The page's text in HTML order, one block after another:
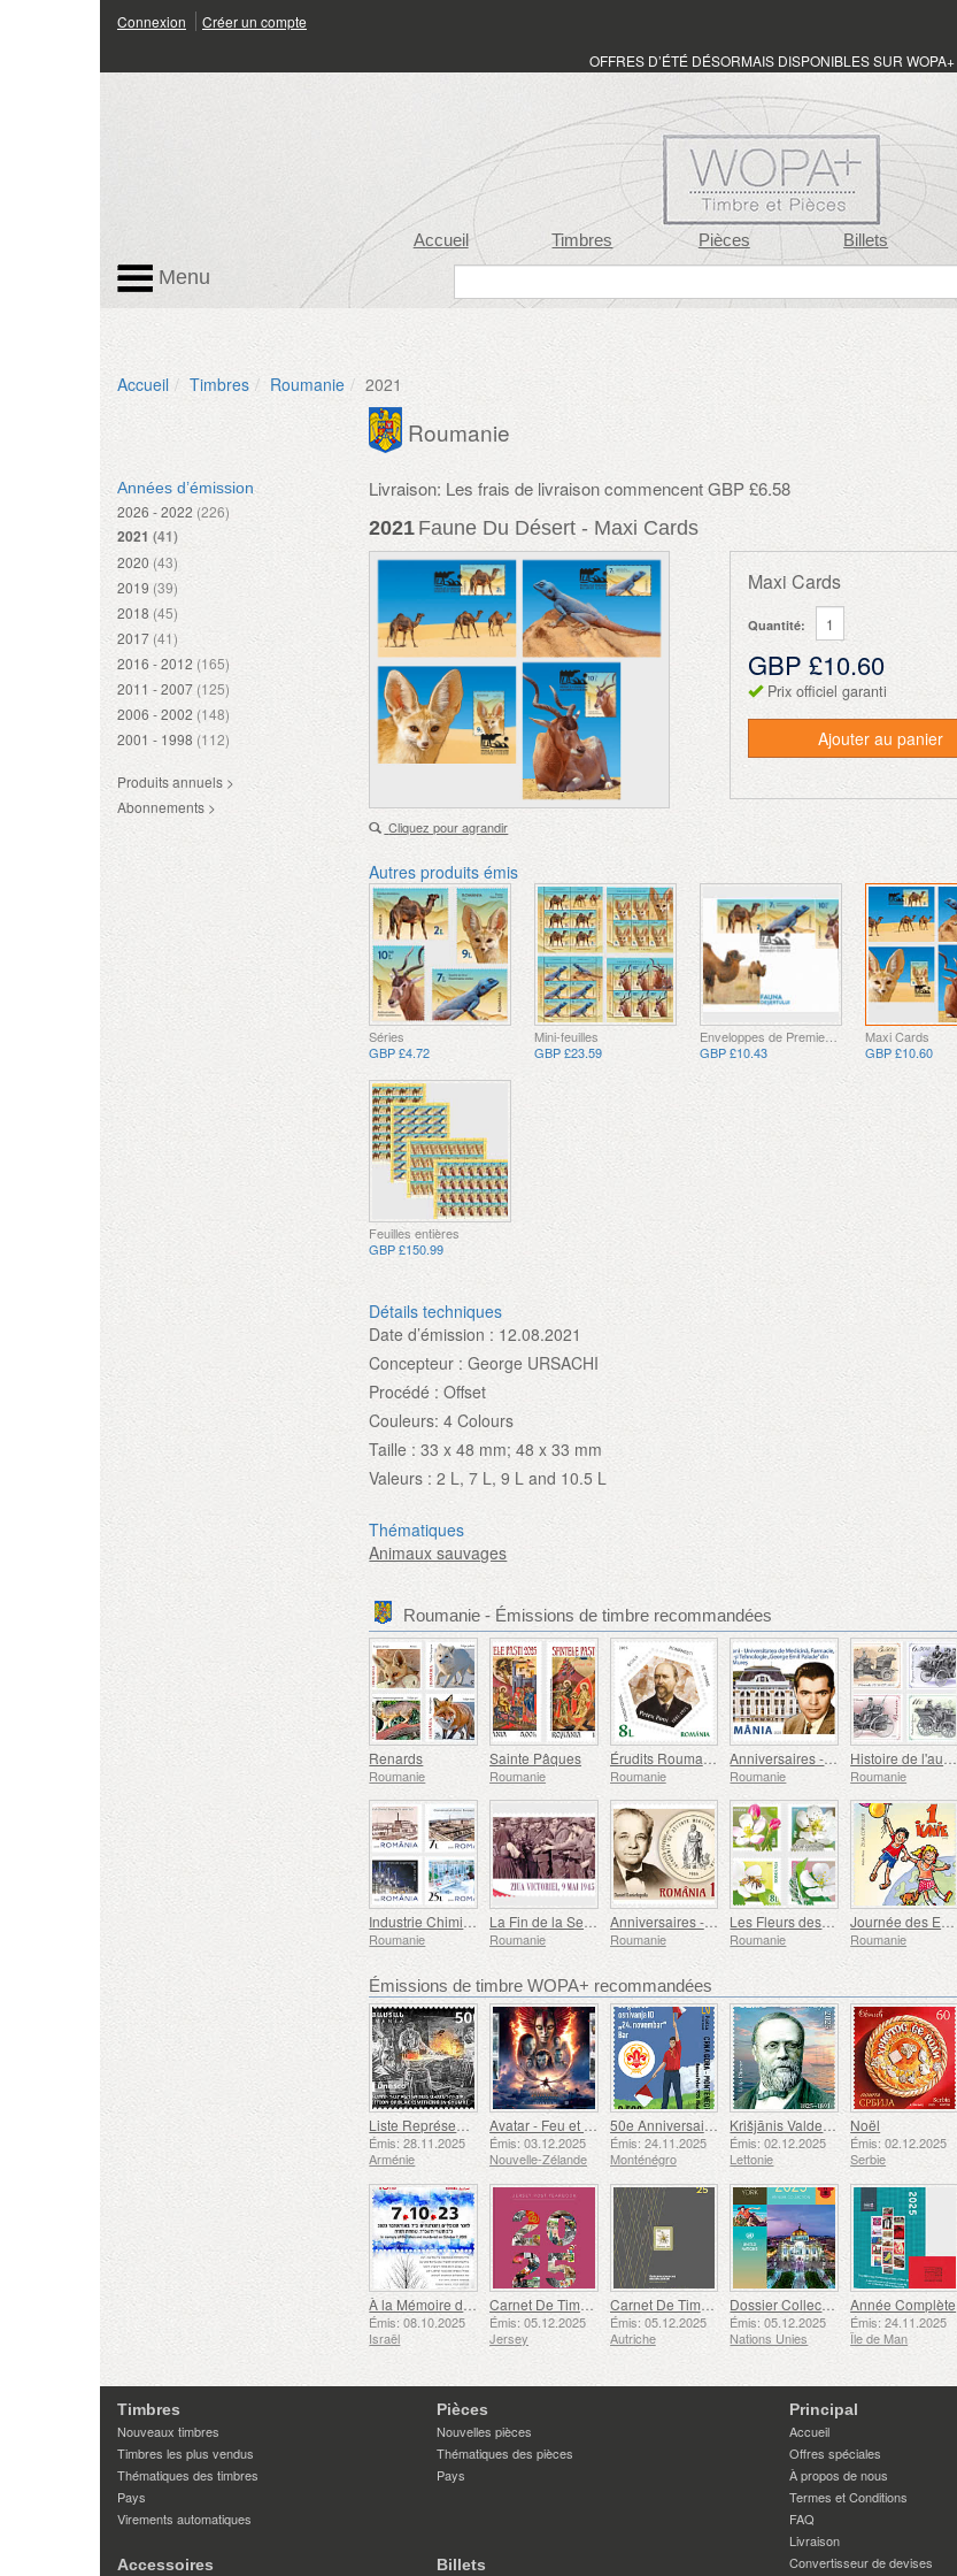
Connexion Créer un compte
OFFRES D’ÉTÉ DÉSORMAIS DISPONIBLES SUR WOPA+
Accueil Timbres Pièces Billets
Menu
Accueil Timbres Roumanie 2021
Années d’émission
2026 - 2022 (226)
2021 (41)
2020 (43)
2019 (39)
2018 (45)
2017 (41)
2016 - 2012 (165)
2011 - 2007 (125)
2006 - 2002 (148)
2001 - 1998 (112)
Produits annuels >
Abonnements >
Roumanie
Livraison: Les frais de livraison commencent GBP £6.58
2021 Faune Du Désert - Maxi Cards
Cliquez pour agrandir
Maxi Cards
Quantité:
GBP £10.60
Prix officiel garanti
Ajouter au panier
Autres produits émis
Séries
GBP £4.72
Mini-feuilles
GBP £23.59
GBP £10.43
Maxi Cards
GBP £10.60
Feuilles entières
GBP £150.99
Détails techniques
Date d’émission : 12.08.2021
Concepteur : George URSACHI
Procédé : Offset
Couleurs: 4 Colours
Taille : 33 x 48 mm; 48 x 33 mm
Valeurs : 2 L, 7 L, 9 L and 10.5 L
Thématiques
Animaux sauvages
Roumanie - Émissions de timbre recommandées
Renards
Roumanie
Sainte Pâques
Roumanie
Érudits Roumains
Roumanie
Anniversaires - Université de Médecine, de Pharmacie, de Sciences et de Technologie George Emil Palade de Targu Mures
Roumanie
Histoire de l'automobile (II)
Roumanie
Industrie Chimique Roumaine - Marque Nationale
Roumanie
La Fin de la Seconde Guerre Mondiale, 80 Ans Plus Tard
Roumanie
Anniversaires - L'Académie des Sciences Médicales
Roumanie
Les Fleurs des Vergers
Roumanie
Journée des Enfants
Roumanie
Émissions de timbre WOPA+ recommandées
Liste Représentative du Patrimoine Culturel Immatériel de l'humanité de l'UNESCO - Tradition de la Forge à Gyumri
Émis: 28.11.2025
Arménie
Avatar - Feu et Cendres
Émis: 03.12.2025
Nouvelle-Zélande
50e Anniversaire de la Fondation du Bar Scout du 24 Novembre
Émis: 24.11.2025
Monténégro
Krišjānis Valdemārs
Émis: 02.12.2025
Lettonie
Noël
Émis: 02.12.2025
Serbie
À la Mémoire des Morts et des Assassinés le 7 Octobre 2023
Émis: 08.10.2025
Israël
Carnet De Timbres
Émis: 05.12.2025
Jersey
Carnet De Timbres
Émis: 05.12.2025
Autriche
Dossier Collection Annuelle (New York)
Émis: 05.12.2025
Nations Unies
Année Complète
Émis: 24.11.2025
Île de Man
Timbres
Nouveaux timbres
Timbres les plus vendus
Thématiques des timbres
Pays
Virements automatiques
Pièces
Nouvelles pièces
Thématiques des pièces
Pays
Accessoires Billets
Principal
Accueil
Offres spéciales
À propos de nous
Termes et Conditions
FAQ
Livraison
Convertisseur de devises